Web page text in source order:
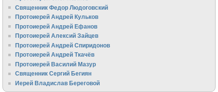
Священник Федор Людоговский
Протоиерей Андрей Кульков
Протоиерей Андрей Ефанов
Протоиерей Алексий Зайцев
Протоиерей Андрей Спиридонов
Протоиерей Андрей Ткачёв
Протоиерей Василий Мазур
Священник Сергий Бегиян
Иерей Владислав Береговой